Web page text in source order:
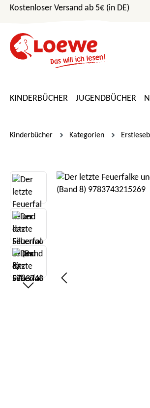
Hauptinhalt springen
Zur Suche springen
Zur Hauptnavigation springen
Kostenloser Versand ab 5€ (in DE)
KINDERBÜCHER JUGENDBÜCHER
Kinderbücher Kategorien
Bildergalerie überspringen